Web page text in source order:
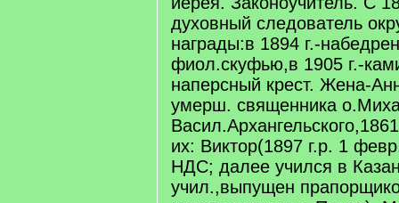
духовный следователь
награды:в 1894 г.-
фиол.скуфью,в 1905 г.-
наперсный крест. Жена-
умерш. священника
их: Виктор(1897 г.р. 1
НДС; далее учился в
учил.,выпущен